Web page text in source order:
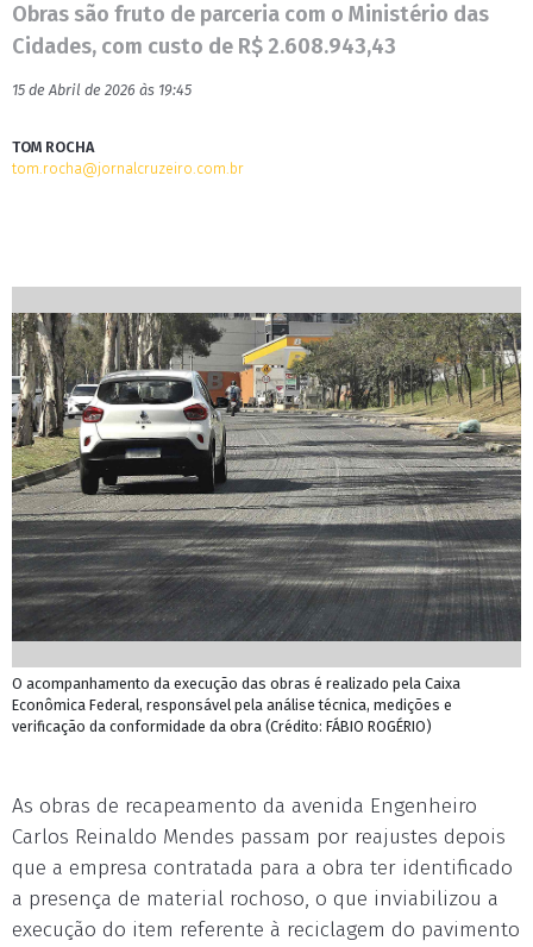
Obras são fruto de parceria com o Ministério das
Cidades, com custo de R$ 2.608.943,43
15 de Abril de 2026 às 19:45
TOM ROCHA
tom.rocha@jornalcruzeiro.com.br
O acompanhamento da execução das obras é realizado pela Caixa
Econômica Federal, responsável pela análise técnica, medições e
verificação da conformidade da obra (Crédito: FÁBIO ROGÉRIO)
As obras de recapeamento da avenida Engenheiro
Carlos Reinaldo Mendes passam por reajustes depois
que a empresa contratada para a obra ter identificado
a presença de material rochoso, o que inviabilizou a
execução do item referente à reciclagem do pavimento